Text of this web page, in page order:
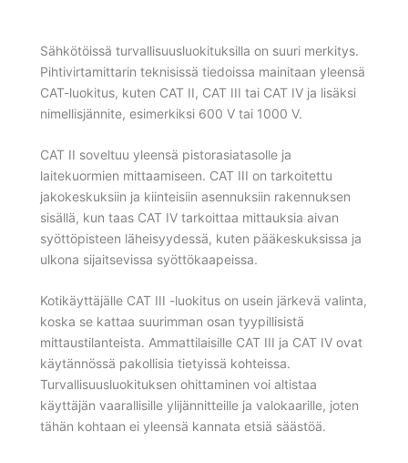
Sähkötöissä turvallisuusluokituksilla on suuri merkitys.
Pihtivirtamittarin teknisissä tiedoissa mainitaan yleensä
CAT-luokitus, kuten CAT II, CAT III tai CAT IV ja lisäksi
nimellisjännite, esimerkiksi 600 V tai 1000 V.
CAT II soveltuu yleensä pistorasiatasolle ja
laitekuormien mittaamiseen. CAT III on tarkoitettu
jakokeskuksiin ja kiinteisiin asennuksiin rakennuksen
sisällä, kun taas CAT IV tarkoittaa mittauksia aivan
syöttöpisteen läheisyydessä, kuten pääkeskuksissa ja
ulkona sijaitsevissa syöttökaapeissa.
Kotikäyttäjälle CAT III -luokitus on usein järkevä valinta,
koska se kattaa suurimman osan tyypillisistä
mittaustilanteista. Ammattilaisille CAT III ja CAT IV ovat
käytännössä pakollisia tietyissä kohteissa.
Turvallisuusluokituksen ohittaminen voi altistaa
käyttäjän vaarallisille ylijännitteille ja valokaarille, joten
tähän kohtaan ei yleensä kannata etsiä säästöä.